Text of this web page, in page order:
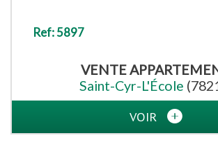
Ref: 5897
VENTE
Saint-Cyr-L'École
VOIR